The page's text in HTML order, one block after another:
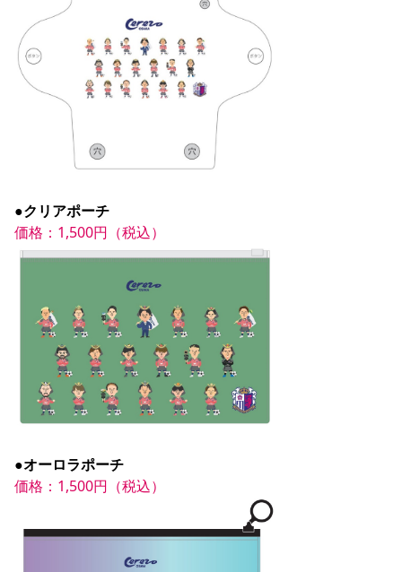
●クリアポーチ
価格：1,500円（税込）
●オーロラポーチ
価格：1,500円（税込）